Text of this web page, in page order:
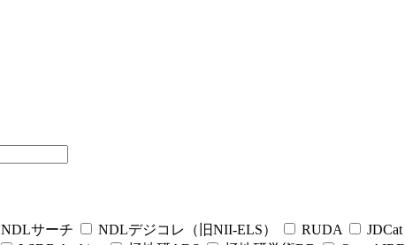
NDLサーチ NDLデジコレ（旧NII-ELS） RUDA JDCat